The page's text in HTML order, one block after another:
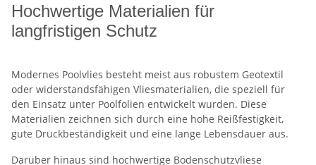
Hochwertige Materialien für
langfristigen Schutz
Modernes Poolvlies besteht meist aus robustem Geotextil
oder widerstandsfähigen Vliesmaterialien, die speziell für
den Einsatz unter Poolfolien entwickelt wurden. Diese
Materialien zeichnen sich durch eine hohe Reißfestigkeit,
gute Druckbeständigkeit und eine lange Lebensdauer aus.
Darüber hinaus sind hochwertige Bodenschutzvliese